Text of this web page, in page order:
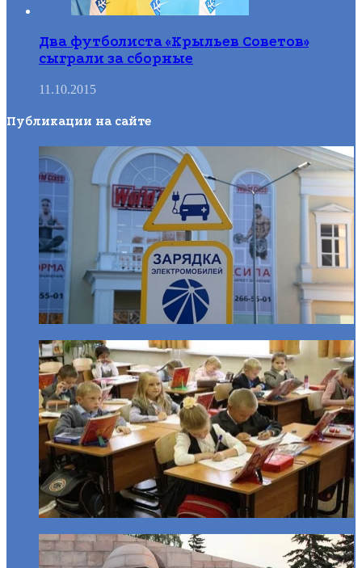
Два футболиста «Крыльев Советов»
сыграли за сборные
11.10.2015
Публикации на сайте